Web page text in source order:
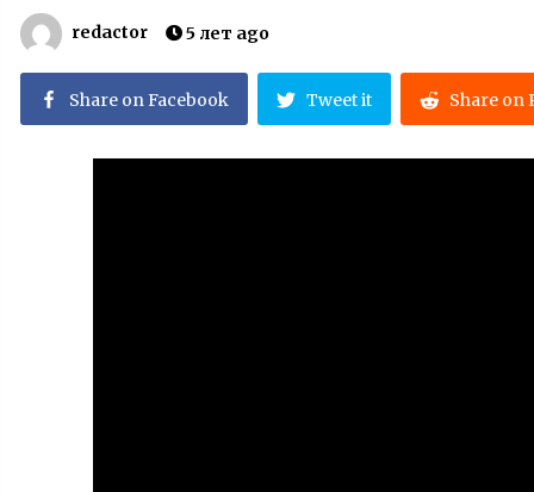
Звернення 2-го Європейського
від 25-го жовтня 2008 р. до
депутатів Закарпатської обласної
3 года ago
Презентація нового видання
redactor 5 лет ago
Share on Facebook Tweet it Share on